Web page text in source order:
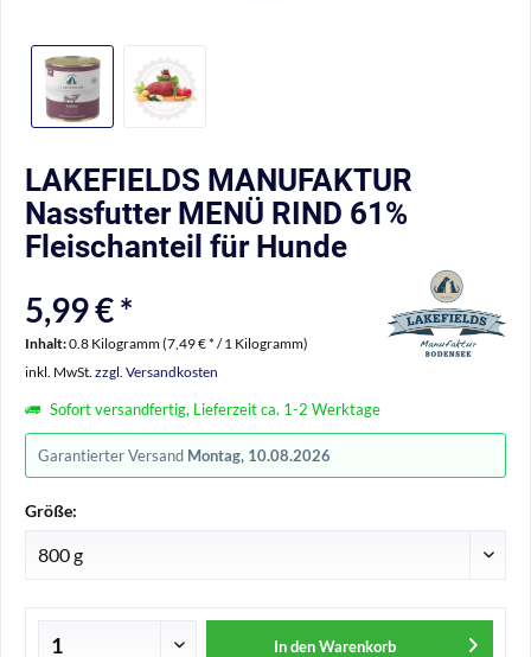
LAKEFIELDS MANUFAKTUR
Nassfutter MENÜ RIND 61%
Fleischanteil für Hunde
5,99 € *
Inhalt:0.8 Kilogramm (7,49 € * / 1 Kilogramm)
inkl. MwSt. zzgl. Versandkosten
Sofort versandfertig, Lieferzeit ca. 1-2 Werktage
Garantierter Versand Montag, 10.08.2026
Größe:
In den Warenkorb